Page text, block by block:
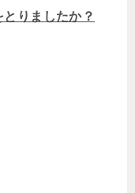
りましたか？